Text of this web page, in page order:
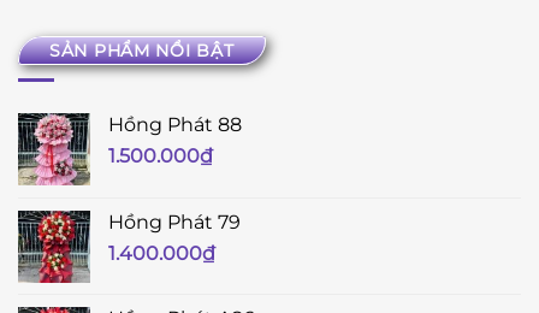
SẢN PHẨM NỔI BẬT
Hồng Phát 88
1.500.000₫
Hồng Phát 79
1.400.000₫